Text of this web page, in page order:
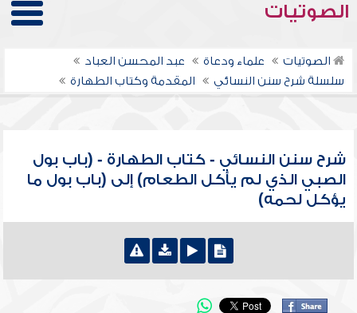
الصوتيات
الصوتيات علماء ودعاة
عبد المحسن العباد
سلسلة شرح سنن النسائي
المقدمة وكتاب الطهارة
شرح سنن النسائي - كتاب الطهارة - (باب بول
الصبي الذي لم يأكل الطعام) إلى (باب بول ما
يؤكل لحمه)